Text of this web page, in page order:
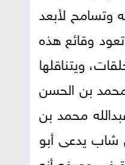
وتسامح لأبعد
وقائع هذه
ويتناقلها
محمد بن الحسن
محمد بن
شاب يدعى أبو